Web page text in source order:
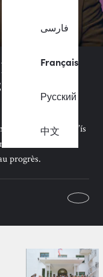
فارسی
Français
Русский
中文
et au
éducatifs bahá’ís
à transcender
progrès.